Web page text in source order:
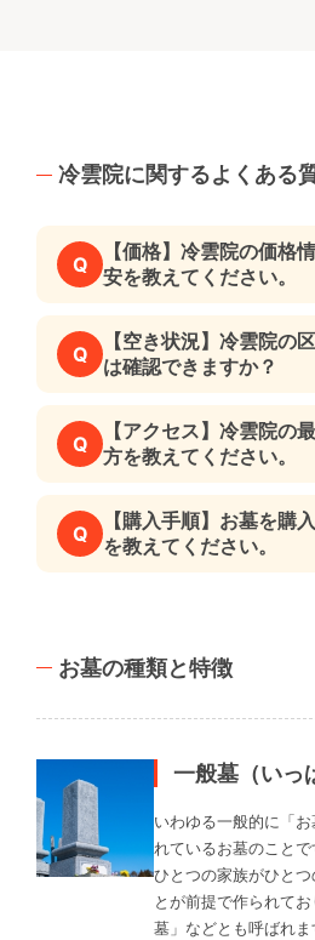
冷雲院に関するよくある
Q
【価格】冷雲院の価格
安を教えてください。
Q
【空き状況】冷雲院の
は確認できますか？
Q
【アクセス】冷雲院の
方を教えてください。
Q
【購入手順】お墓を購
を教えてください。
お墓の種類と特徴
一般墓（いっ
いわゆる一般的に「
れているお墓のことで
ひとつの家族がひと
とが前提で作られて
墓」などとも呼ばれま